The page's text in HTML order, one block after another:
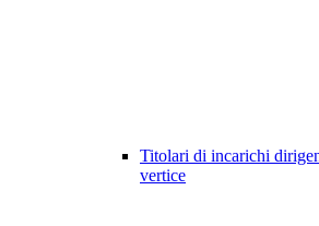
Titolari di incarichi
vertice